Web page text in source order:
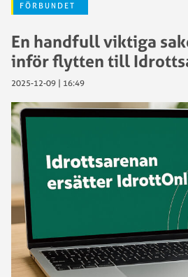
FÖRBUNDET
En handfull viktiga
inför flytten till
2025-12-09 | 16:49